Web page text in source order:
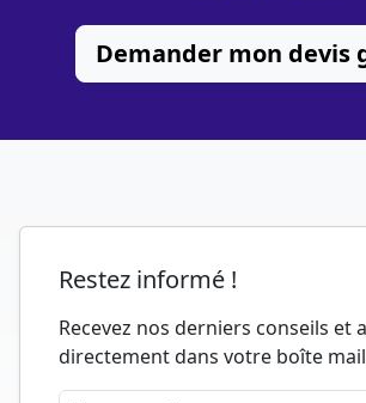
Demander mon devis
Restez informé !
Recevez nos derniers conseils et
directement dans votre boîte